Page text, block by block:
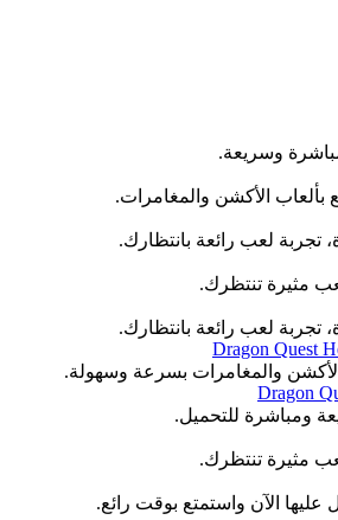
بألعاب الأكشن والمغامرات.
تجربة لعب رائعة بانتظارك.
تجربة لعب رائعة بانتظارك.
Dragon Quest
والمغامرات بسرعة وسهولة.
Dragon
ومباشرة للتحميل.
الآن واستمتع بوقت رائع.